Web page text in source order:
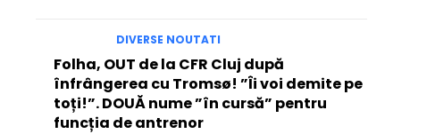
DIVERSE NOUTATI
Folha, OUT de la CFR Cluj după
înfrângerea cu Tromsø! ”Îi voi demite pe
toți!”. DOUĂ nume ”în cursă” pentru
funcția de antrenor